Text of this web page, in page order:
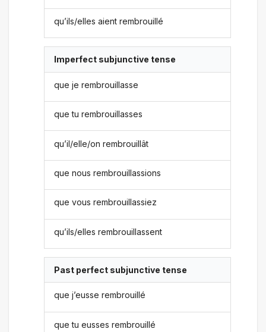
qu’ils/elles aient rembrouillé
Imperfect subjunctive tense
que je rembrouillasse
que tu rembrouillasses
qu’il/elle/on rembrouillât
que nous rembrouillassions
que vous rembrouillassiez
qu’ils/elles rembrouillassent
Past perfect subjunctive tense
que j’eusse rembrouillé
que tu eusses rembrouillé